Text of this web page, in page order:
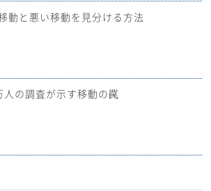
動と悪い移動を見分ける方法
人の調査が示す移動の罠